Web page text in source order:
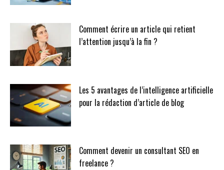
Comment écrire un article qui retient
l’attention jusqu’à la fin ?
Les 5 avantages de l’intelligence artificielle
pour la rédaction d’article de blog
Comment devenir un consultant SEO en
freelance ?